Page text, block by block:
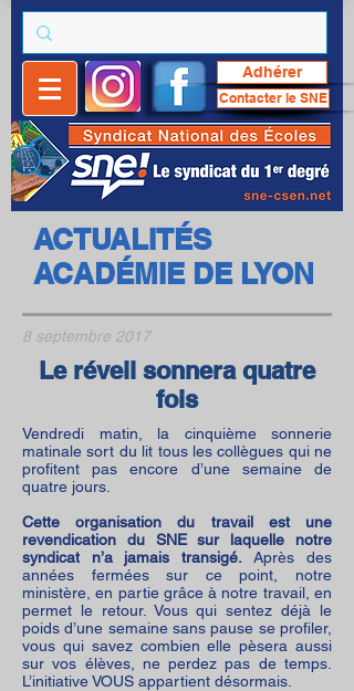
Adhérer
Contacter le SNE
ACTUALITÉS
ACADÉMIE DE LYON
8 septembre 2017
Le réveil sonnera quatre
fois
Vendredi matin, la cinquième sonnerie
matinale sort du lit tous les collègues qui ne
profitent pas encore d’une semaine de
quatre jours.
Cette organisation du travail est une
revendication du SNE sur laquelle notre
syndicat n’a jamais transigé.Après des
années fermées sur ce point, notre
ministère, en partie grâce à notre travail, en
permet le retour. Vous qui sentez déjà le
poids d’une semaine sans pause se profiler,
vous qui savez combien elle pèsera aussi
sur vos élèves, ne perdez pas de temps.
L’initiative VOUS appartient désormais.